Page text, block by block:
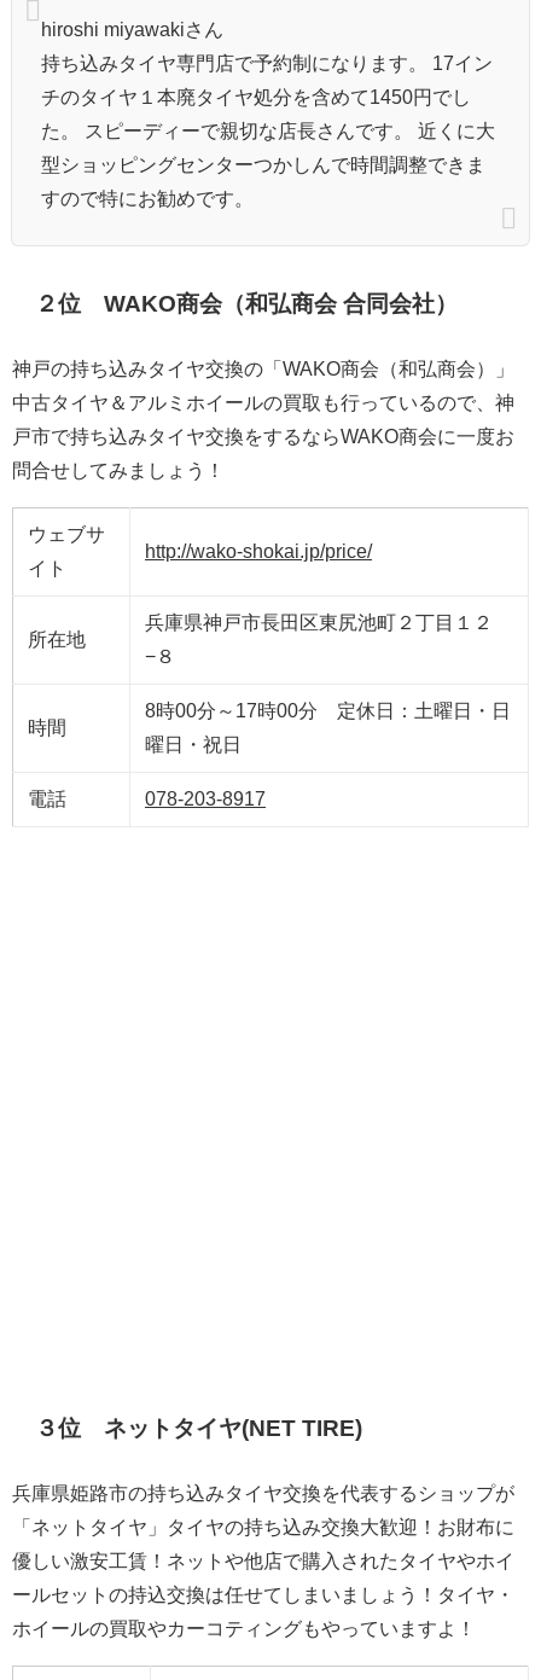
hiroshi miyawakiさん
持ち込みタイヤ専門店で予約制になります。 17イン
チのタイヤ１本廃タイヤ処分を含めて1450円でし
た。 スピーディーで親切な店長さんです。 近くに大
型ショッピングセンターつかしんで時間調整できま
すので特にお勧めです。
２位 WAKO商会（和弘商会 合同会社）
神戸の持ち込みタイヤ交換の「WAKO商会（和弘商会）」
中古タイヤ＆アルミホイールの買取も行っているので、神
戸市で持ち込みタイヤ交換をするならWAKO商会に一度お
問合せしてみましょう！
ウェブサ
イト
http://wako-shokai.jp/price/
所在地
兵庫県神戸市長田区東尻池町２丁目１２
−８
時間
8時00分～17時00分 定休日：土曜日・日
曜日・祝日
電話 078-203-8917
３位 ネットタイヤ(NET TIRE)
兵庫県姫路市の持ち込みタイヤ交換を代表するショップが
「ネットタイヤ」タイヤの持ち込み交換大歓迎！お財布に
優しい激安工賃！ネットや他店で購入されたタイヤやホイ
ールセットの持込交換は任せてしまいましょう！タイヤ・
ホイールの買取やカーコティングもやっていますよ！